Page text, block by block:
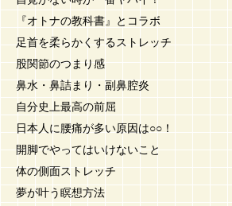
『オトナの教科書』とコラボ
足首を柔らかくするストレッチ
股関節のつまり感
鼻水・鼻詰まり・副鼻腔炎
自分史上最高の前屈
日本人に腰痛が多い原因は○○！
開脚でやってはいけないこと
体の側面ストレッチ
夢が叶う瞑想方法